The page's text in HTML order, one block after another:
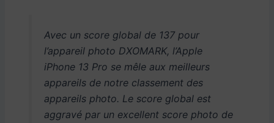
Avec un score global de 137 pour
l’appareil photo DXOMARK, l’Apple
iPhone 13 Pro se mêle aux meilleurs
appareils de notre classement des
appareils photo. Le score global est
aggravé par un excellent score photo de